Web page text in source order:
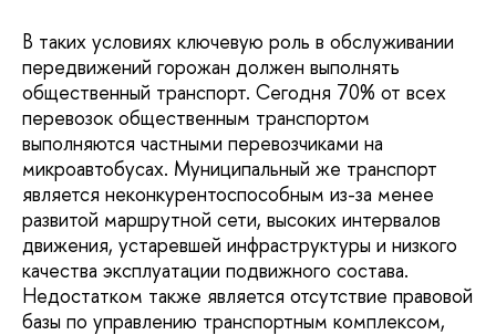
В таких условиях ключевую роль в обслуживании
передвижений горожан должен выполнять
общественный транспорт. Сегодня 70% от всех
перевозок общественным транспортом
выполняются частными перевозчиками на
микроавтобусах. Муниципальный же транспорт
является неконкурентоспособным из-за менее
развитой маршрутной сети, высоких интервалов
движения, устаревшей инфраструктуры и низкого
качества эксплуатации подвижного состава.
Недостатком также является отсутствие правовой
базы по управлению транспортным комплексом,